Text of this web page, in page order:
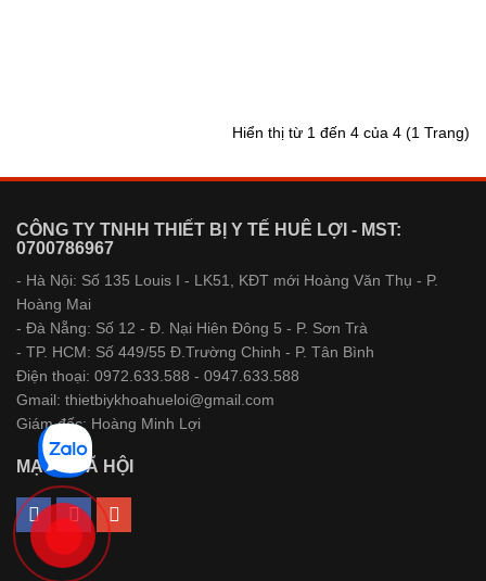
Hiển thị từ 1 đến 4 của 4 (1 Trang)
CÔNG TY TNHH THIẾT BỊ Y TẾ HUÊ LỢI - MST:
0700786967
- Hà Nội: Số 135 Louis I - LK51, KĐT mới Hoàng Văn Thụ - P.
Hoàng Mai
- Đà Nẵng: Số 12 - Đ. Nại Hiên Đông 5 - P. Sơn Trà
- TP. HCM: Số 449/55 Đ.Trường Chinh - P. Tân Bình
Điện thoại: 0972.633.588 - 0947.633.588
Gmail: thietbiykhoahueloi@gmail.com
Giám đốc: Hoàng Minh Lợi
MẠNG XÃ HỘI